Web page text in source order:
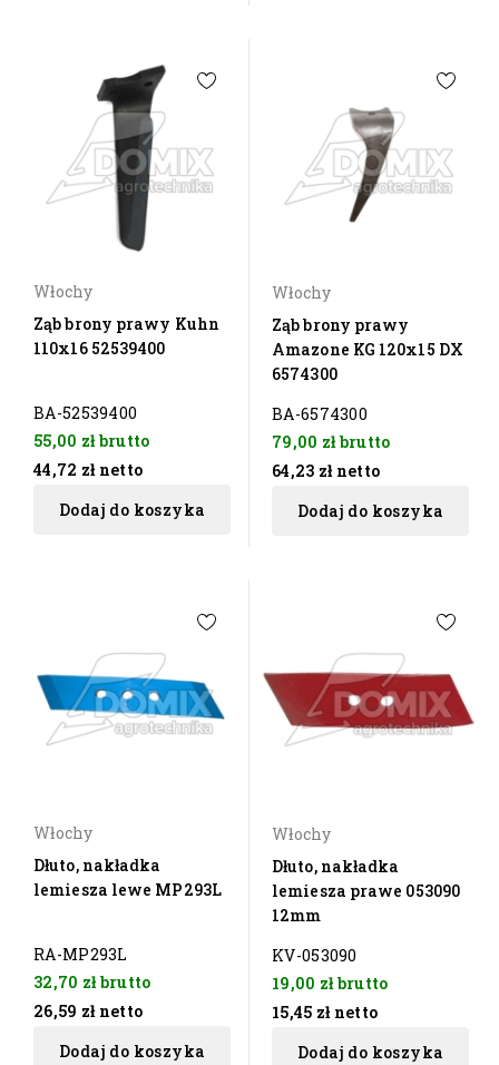
Włochy
Ząb brony prawy Kuhn
110x16 52539400
BA-52539400
55,00 złbrutto
44,72 zł netto
Dodaj do koszyka
Włochy
Ząb brony prawy
Amazone KG 120x15 DX
6574300
BA-6574300
79,00 złbrutto
64,23 zł netto
Dodaj do koszyka
Włochy
Dłuto, nakładka
lemiesza lewe MP293L
RA-MP293L
32,70 złbrutto
26,59 zł netto
Dodaj do koszyka
Włochy
Dłuto, nakładka
lemiesza prawe 053090
12mm
KV-053090
19,00 złbrutto
15,45 zł netto
Dodaj do koszyka